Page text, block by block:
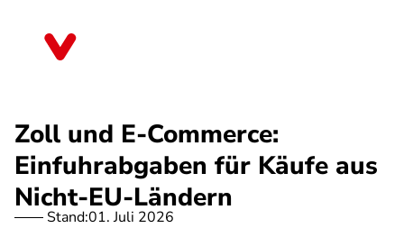
Zoll und E-Commerce:
Einfuhrabgaben für Käufe aus
Nicht-EU-Ländern
Stand:01. Juli 2026